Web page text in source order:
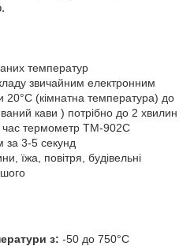
температур
звичайним електронним
(кімнатна температура) до
кави ) потрібно до 2 хвилин
термометр TM-902C
за 3-5 секунд
їжа, повітря, будівельні
з: -50 до 750°C